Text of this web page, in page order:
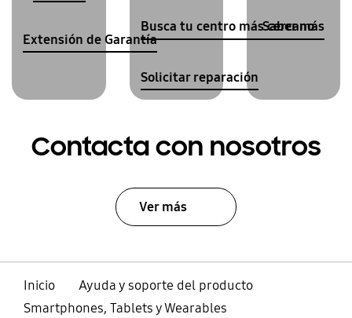
Extensión de Garantía
Busca tu centro más cercano
Solicitar reparación
Saber más
Contacta con nosotros
Ver más
Inicio
Ayuda y soporte del producto
Smartphones, Tablets y Wearables